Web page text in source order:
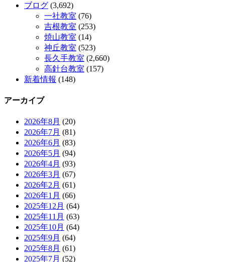
ブログ (3,692)
一社教室 (76)
吉根教室 (253)
焼山教室 (14)
神丘教室 (523)
長久手教室 (2,660)
高針台教室 (157)
新着情報 (148)
アーカイブ
2026年8月 (20)
2026年7月 (81)
2026年6月 (83)
2026年5月 (94)
2026年4月 (93)
2026年3月 (67)
2026年2月 (61)
2026年1月 (66)
2025年12月 (64)
2025年11月 (63)
2025年10月 (64)
2025年9月 (64)
2025年8月 (61)
2025年7月 (52)